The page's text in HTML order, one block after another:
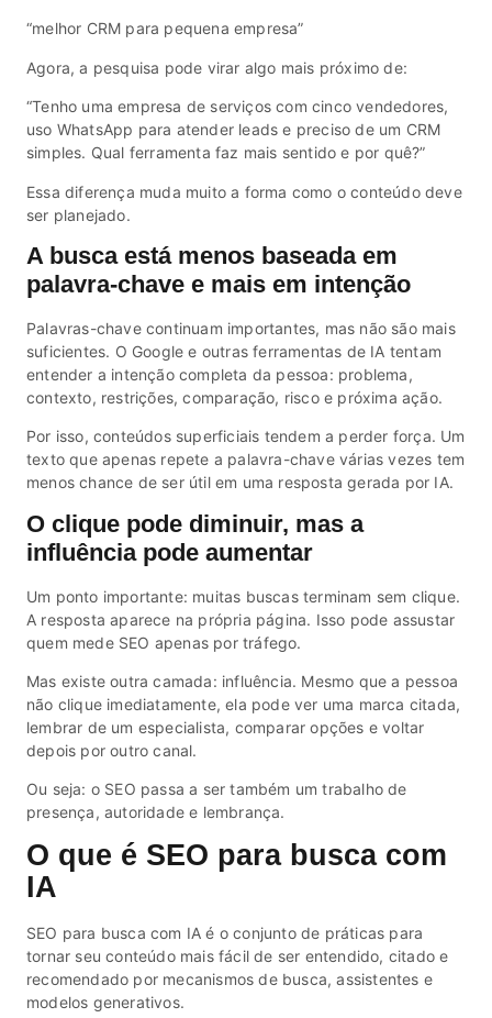
“melhor CRM para pequena empresa”
Agora, a pesquisa pode virar algo mais próximo de:
“Tenho uma empresa de serviços com cinco vendedores,
uso WhatsApp para atender leads e preciso de um CRM
simples. Qual ferramenta faz mais sentido e por quê?”
Essa diferença muda muito a forma como o conteúdo deve
ser planejado.
A busca está menos baseada em
palavra-chave e mais em intenção
Palavras-chave continuam importantes, mas não são mais
suficientes. O Google e outras ferramentas de IA tentam
entender a intenção completa da pessoa: problema,
contexto, restrições, comparação, risco e próxima ação.
Por isso, conteúdos superficiais tendem a perder força. Um
texto que apenas repete a palavra-chave várias vezes tem
menos chance de ser útil em uma resposta gerada por IA.
O clique pode diminuir, mas a
influência pode aumentar
Um ponto importante: muitas buscas terminam sem clique.
A resposta aparece na própria página. Isso pode assustar
quem mede SEO apenas por tráfego.
Mas existe outra camada: influência. Mesmo que a pessoa
não clique imediatamente, ela pode ver uma marca citada,
lembrar de um especialista, comparar opções e voltar
depois por outro canal.
Ou seja: o SEO passa a ser também um trabalho de
presença, autoridade e lembrança.
O que é SEO para busca com
IA
SEO para busca com IA é o conjunto de práticas para
tornar seu conteúdo mais fácil de ser entendido, citado e
recomendado por mecanismos de busca, assistentes e
modelos generativos.